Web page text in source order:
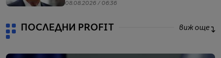
08.08.2026 / 06:36
ПОСЛЕДНИ PROFIT виж още